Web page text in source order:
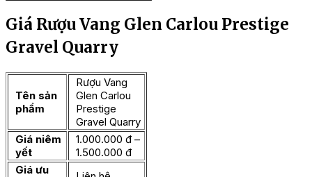
Giá Rượu Vang Glen Carlou Prestige
Gravel Quarry
Tên sản
phẩm
Rượu Vang
Glen Carlou
Prestige
Gravel Quarry
Giá niêm
yết
1.000.000 đ –
1.500.000 đ
Giá ưu